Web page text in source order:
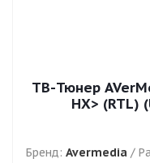
ТВ-Тюнер
HX> (RTL)
Бренд: Avermedia /